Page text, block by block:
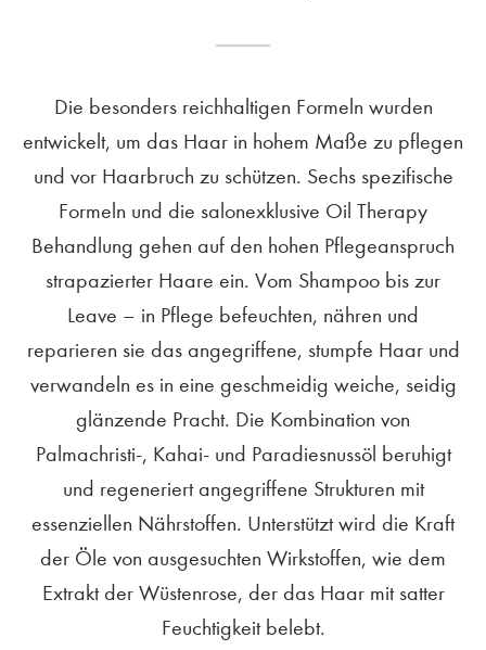
Die besonders reichhaltigen Formeln wurden
entwickelt, um das Haar in hohem Maße zu pflegen
und vor Haarbruch zu schützen. Sechs spezifische
Formeln und die salonexklusive Oil Therapy
Behandlung gehen auf den hohen Pflegeanspruch
strapazierter Haare ein. Vom Shampoo bis zur
Leave – in Pflege befeuchten, nähren und
reparieren sie das angegriffene, stumpfe Haar und
verwandeln es in eine geschmeidig weiche, seidig
glänzende Pracht. Die Kombination von
Palmachristi-, Kahai- und Paradiesnussöl beruhigt
und regeneriert angegriffene Strukturen mit
essenziellen Nährstoffen. Unterstützt wird die Kraft
der Öle von ausgesuchten Wirkstoffen, wie dem
Extrakt der Wüstenrose, der das Haar mit satter
Feuchtigkeit belebt.